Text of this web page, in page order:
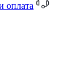
оплата